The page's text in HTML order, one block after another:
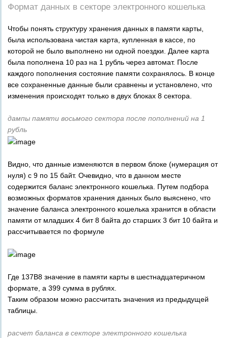
Формат данных в секторе электронного кошелька
Чтобы понять структуру хранения данных в памяти карты,
была использована чистая карта, купленная в кассе, по
которой не было выполнено ни одной поездки. Далее карта
была пополнена 10 раз на 1 рубль через автомат. После
каждого пополнения состояние памяти сохранялось. В конце
все сохраненные данные были сравнены и установлено, что
изменения происходят только в двух блоках 8 сектора.
дампы памяти восьмого сектора после пополнений на 1
рубль
Видно, что данные изменяются в первом блоке (нумерация от
нуля) с 9 по 15 байт. Очевидно, что в данном месте
содержится баланс электронного кошелька. Путем подбора
возможных форматов хранения данных было выяснено, что
значение баланса электронного кошелька хранится в области
памяти от младших 4 бит 8 байта до старших 3 бит 10 байта и
рассчитывается по формуле
Где 137B8 значение в памяти карты в шестнадцатеричном
формате, а 399 сумма в рублях.
Таким образом можно рассчитать значения из предыдущей
таблицы.
расчет баланса в секторе электронного кошелька